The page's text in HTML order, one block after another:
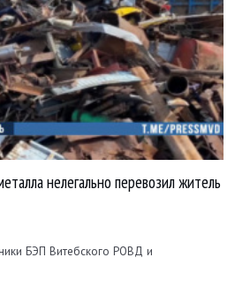
нелегально перевозил житель
БЭП Витебского РОВД и